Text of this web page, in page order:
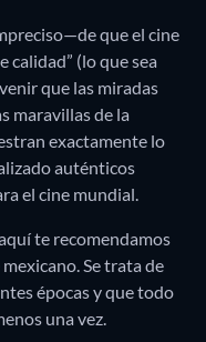
que el cine
calidad” (lo que sea
que las miradas
maravillas de la
exactamente lo
auténticos
el cine mundial.
te recomendamos
Se trata de
épocas y que todo
una vez.